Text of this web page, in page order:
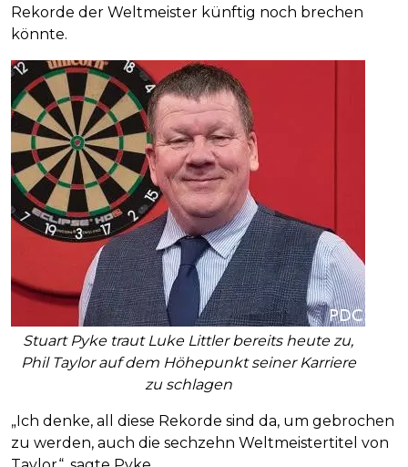
Rekorde der Weltmeister künftig noch brechen
könnte.
Stuart Pyke traut Luke Littler bereits heute zu,
Phil Taylor auf dem Höhepunkt seiner Karriere
zu schlagen
„Ich denke, all diese Rekorde sind da, um gebrochen
zu werden, auch die sechzehn Weltmeistertitel von